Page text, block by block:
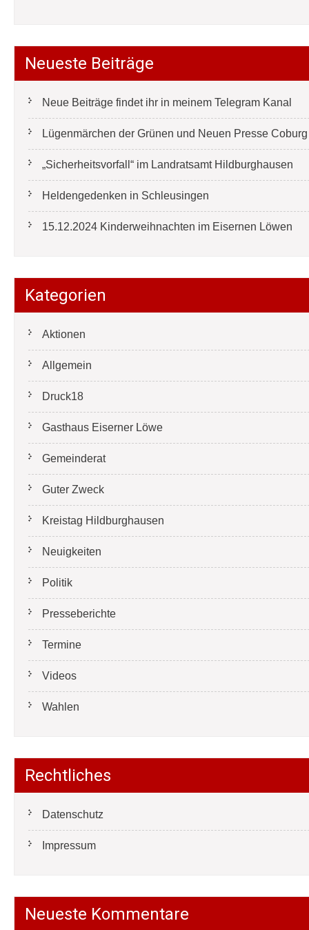
Neueste Beiträge
Neue Beiträge findet ihr in meinem Telegram Kanal
Lügenmärchen der Grünen und Neuen Presse
„Sicherheitsvorfall“ im Landratsamt Hildburghausen
Heldengedenken in Schleusingen
15.12.2024 Kinderweihnachten im Eisernen Löwen
Kategorien
Aktionen
Allgemein
Druck18
Gasthaus Eiserner Löwe
Gemeinderat
Guter Zweck
Kreistag Hildburghausen
Neuigkeiten
Politik
Presseberichte
Termine
Videos
Wahlen
Rechtliches
Datenschutz
Impressum
Neueste Kommentare